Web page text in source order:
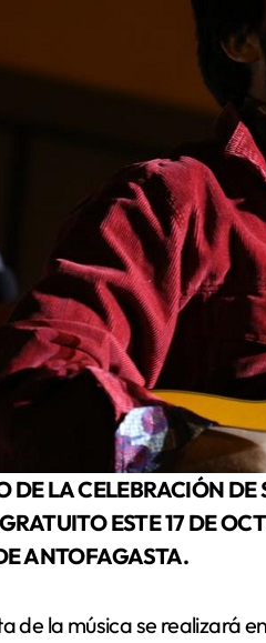
ESTE 17 DE
ANTOFAGASTA.
de la música se realizará